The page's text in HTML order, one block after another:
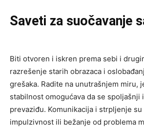
Saveti za suočavanje
Biti otvoren i iskren prema sebi i
razrešenje starih obrazaca i
grešaka. Radite na unutrašnjem miru,
stabilnost omogućava da se spoljašnji
prevaziđu. Komunikacija i strpljenje
impulzivnost ili bežanje od problema